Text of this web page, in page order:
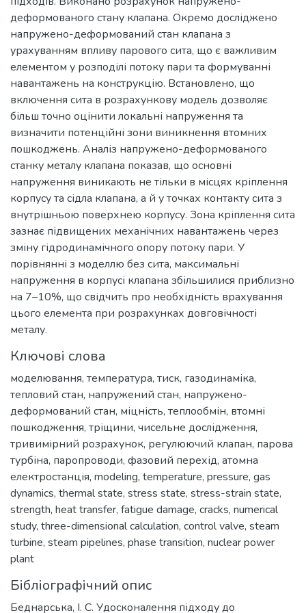
Keywords
моделювання, температура, тиск, газодинаміка,
тепловий стан, напружений стан, напружено-
деформований стан, міцність, теплообмін, втомні
пошкодження, тріщини, чисельне дослідження,
тривимірний розрахунок, регулюючий клапан, парова
турбіна, паропроводи, фазовий перехід, атомна
електростанція, modeling, temperature, pressure, gas
dynamics, thermal state, stress state, stress-strain state,
strength, heat transfer, fatigue damage, cracks, numerical
study, three-dimensional calculation, control valve, steam
turbine, steam pipelines, phase transition, nuclear power
plant
Citation
Беднарська, І. С. Удосконалення підходу до